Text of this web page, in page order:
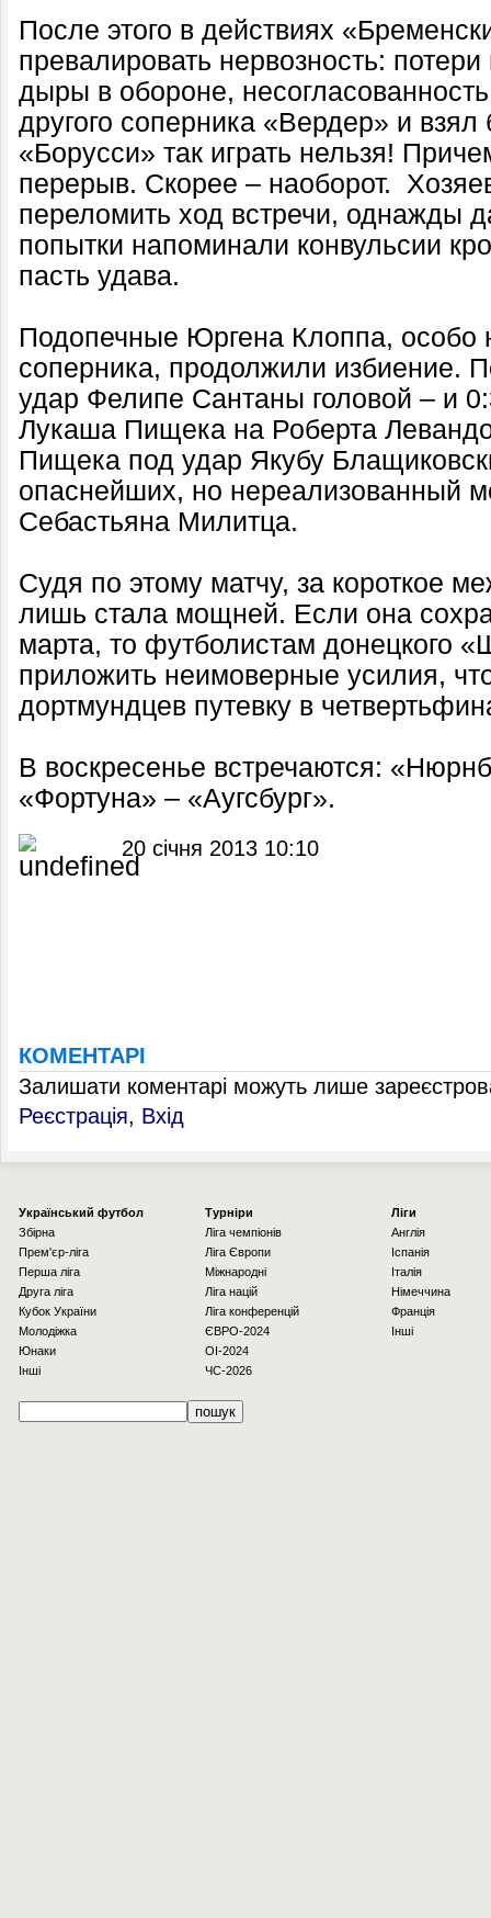
После этого в действиях
превалировать нервозность:
дыры в обороне,
другого соперника «Вердер» и
«Борусси» так играть нельзя!
перерыв. Скорее – наоборот.
переломить ход встречи, однажды
попытки напоминали конвульсии
пасть удава.
Подопечные Юргена Клоппа, особо
соперника, продолжили избиение.
удар Фелипе Сантаны головой – и
Лукаша Пищека на Роберта
Пищека под удар Якубу
опаснейших, но нереализованный
Себастьяна Милитца.
Судя по этому матчу, за короткое
лишь стала мощней. Если она
марта, то футболистам донецкого
приложить неимоверные усилия,
дортмундцев путевку в
В воскресенье встречаются:
«Фортуна» – «Аугсбург».
20 січня 2013 10:10
КОМЕНТАРІ
Залишати коментарі можуть лише
Реєстрація, Вхід
Українcький футбол
Збірна
Прем'єр-ліга
Перша ліга
Друга ліга
Кубок України
Молодіжка
Юнаки
Інші
Турніри
Ліга чемпіонів
Ліга Європи
Міжнародні
Ліга націй
Ліга конференцій
ЄВРО-2024
OI-2024
ЧС-2026
Ліги
Англія
Іспанія
Італія
Німеччина
Франція
Інші